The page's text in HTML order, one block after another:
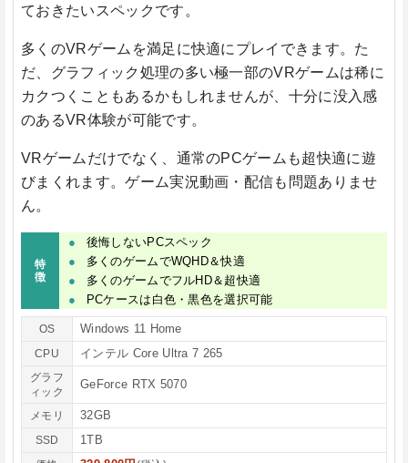
ておきたいスペックです。
多くのVRゲームを満足に快適にプレイできます。た
だ、グラフィック処理の多い極一部のVRゲームは稀に
カクつくこともあるかもしれませんが、十分に没入感
のあるVR体験が可能です。
VRゲームだけでなく、通常のPCゲームも超快適に遊
びまくれます。ゲーム実況動画・配信も問題ありませ
ん。
特
徴
後悔しないPCスペック
多くのゲームでWQHD＆快適
多くのゲームでフルHD＆超快適
PCケースは白色・黒色を選択可能
OS Windows 11 Home
CPU インテル Core Ultra 7 265
グラフ
ィック
GeForce RTX 5070
メモリ 32GB
SSD 1TB